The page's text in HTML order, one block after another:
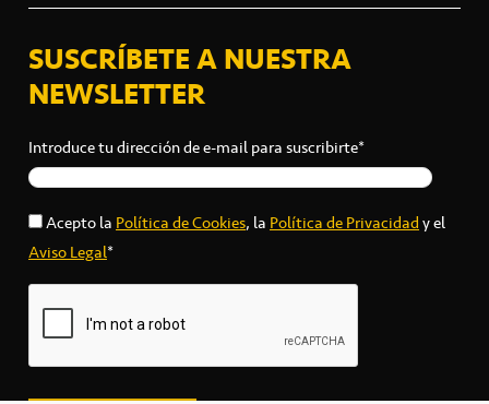
SUSCRÍBETE A NUESTRA
NEWSLETTER
Introduce tu dirección de e-mail para suscribirte*
Acepto laPolítica de Cookies, laPolítica de Privacidady el
Aviso Legal*